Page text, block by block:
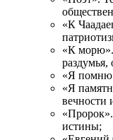
«К
«К морю».
раздумья,
«Я помню
«Я
вечности
истины;